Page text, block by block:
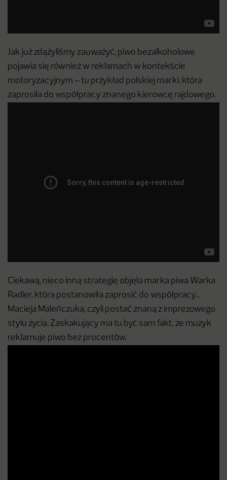
Jak już zdążyliśmy zauważyć, piwo bezalkoholowe
pojawia się również w reklamach w kontekście
motoryzacyjnym – tu przykład polskiej marki, która
zaprosiła do współpracy znanego kierowcę rajdowego.
Ciekawą, nieco inną strategię objęła marka piwa Warka
Radler, która postanowiła zaprosić do współpracy…
Macieja Maleńczuka, czyli postać znaną z imprezowego
stylu życia. Zaskakujący ma tu być sam fakt, że muzyk
reklamuje piwo bez procentów.